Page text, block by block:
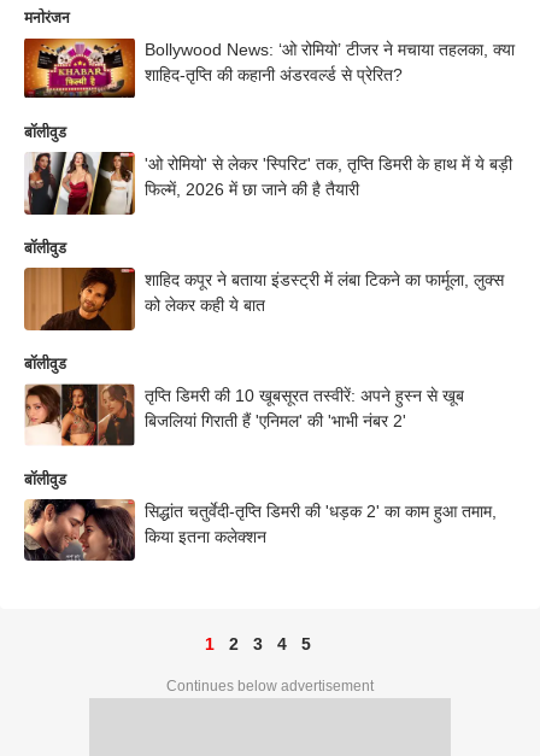
मनोरंजन
Bollywood News: ‘ओ रोमियो’ टीजर ने मचाया तहलका, क्या
शाहिद-तृप्ति की कहानी अंडरवर्ल्ड से प्रेरित?
बॉलीवुड
'ओ रोमियो' से लेकर 'स्पिरिट' तक, तृप्ति डिमरी के हाथ में ये बड़ी
फिल्में, 2026 में छा जाने की है तैयारी
बॉलीवुड
शाहिद कपूर ने बताया इंडस्ट्री में लंबा टिकने का फार्मूला, लुक्स
को लेकर कही ये बात
बॉलीवुड
तृप्ति डिमरी की 10 खूबसूरत तस्वीरें: अपने हुस्न से खूब
बिजलियां गिराती हैं 'एनिमल' की 'भाभी नंबर 2'
बॉलीवुड
सिद्धांत चतुर्वेदी-तृप्ति डिमरी की 'धड़क 2' का काम हुआ तमाम,
किया इतना कलेक्शन
1 2 3 4 5
Continues below advertisement